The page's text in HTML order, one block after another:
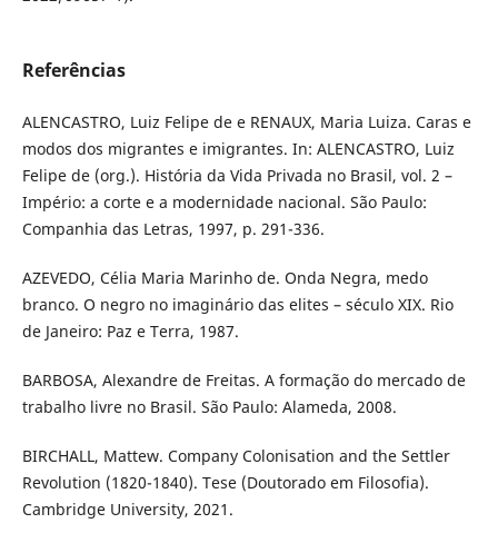
Referências
ALENCASTRO, Luiz Felipe de e RENAUX, Maria Luiza. Caras e
modos dos migrantes e imigrantes. In: ALENCASTRO, Luiz
Felipe de (org.). História da Vida Privada no Brasil, vol. 2 –
Império: a corte e a modernidade nacional. São Paulo:
Companhia das Letras, 1997, p. 291-336.
AZEVEDO, Célia Maria Marinho de. Onda Negra, medo
branco. O negro no imaginário das elites – século XIX. Rio
de Janeiro: Paz e Terra, 1987.
BARBOSA, Alexandre de Freitas. A formação do mercado de
trabalho livre no Brasil. São Paulo: Alameda, 2008.
BIRCHALL, Mattew. Company Colonisation and the Settler
Revolution (1820-1840). Tese (Doutorado em Filosofia).
Cambridge University, 2021.